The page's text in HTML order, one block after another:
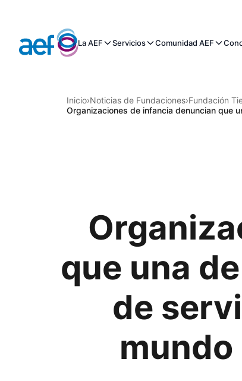
La AEF Servicios Comunidad AEF
Inicio›Noticias de Fundaciones›Fundación
Organizaciones de infancia denuncian que
que una
de